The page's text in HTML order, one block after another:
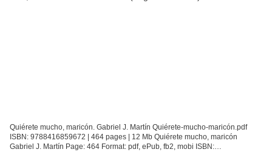
Quiérete mucho, maricón. Gabriel J. Martín Quiérete-mucho-maricón.pdf
ISBN: 9788416859672 | 464 pages | 12 Mb Quiérete mucho, maricón
Gabriel J. Martín Page: 464 Format: pdf, ePub, fb2, mobi ISBN: